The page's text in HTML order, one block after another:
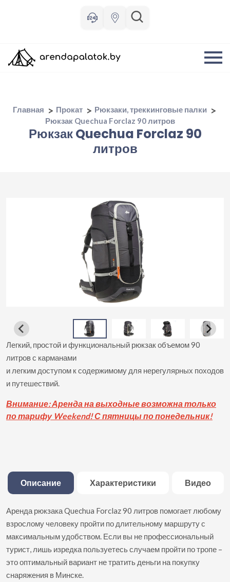
Главная Прокат
Рюкзаки, треккинговые палки
Рюкзак Quechua Forclaz 90 литров
Рюкзак Quechua Forclaz 90
литров
Легкий, простой и функциональный рюкзак объемом 90
литров с карманами
и легким доступом к содержимому для нерегулярных походов
и путешествий.
Внимание: Аренда на выходные возможна только
по тарифу Weekend! С пятницы по понедельник!
Описание Характеристики Видео
Аренда рюкзака Quechua Forclaz 90 литров помогает любому
взрослому человеку пройти по длительному маршруту с
максимальным удобством. Если вы не профессиональный
турист, лишь изредка пользуетесь случаем пройти по тропе –
это оптимальный вариант не тратить деньги на покупку
снаряжения в Минске.